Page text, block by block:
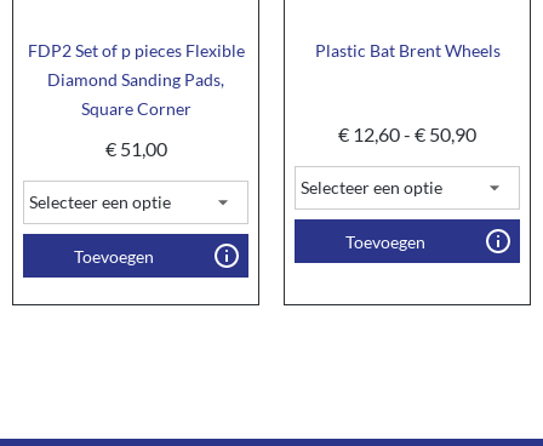
FDP2 Set of p pieces Flexible
Diamond Sanding Pads,
Square Corner
€51,00
Toevoegen
Plastic Bat Brent Wheels
€ 12,60- € 50,90
Toevoegen